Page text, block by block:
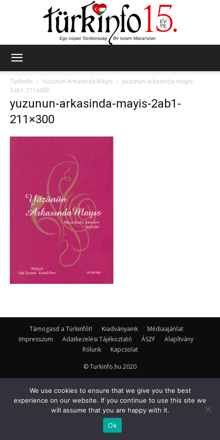
Türkinfo
Yüzünün Arkasında Mayıs
yuzunun-arkasinda-mayis-
2ab1-211x300
yuzunun-arkasinda-mayis-2ab1-
211×300
Támogasd a Türkinfót! Kiadványaink
Médiaajánlat
Impresszum
Adatkezelési Tájékoztató ÁSZF
Alapítvány
Rólunk
Kapcsolat
© Turkinfo.hu 2020
We use cookies to ensure that we give you the best
experience on our website. If you continue to use this site we
will assume that you are happy with it.
Ok